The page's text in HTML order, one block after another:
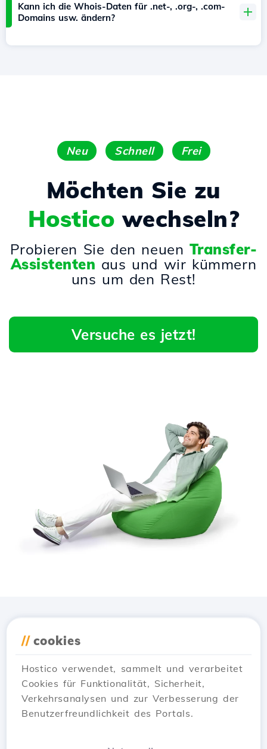
Kann ich die Whois-Daten für .net-, .org-, .com-
Domains usw. ändern?
Neu Schnell Frei
Möchten Sie zu
Hostico wechseln?
Probieren Sie den neuen Transfer-
Assistenten aus und wir kümmern
uns um den Rest!
Versuche es jetzt!
// cookies
Hostico verwendet, sammelt und verarbeitet
Cookies für Funktionalität, Sicherheit,
Verkehrsanalysen und zur Verbesserung der
Benutzerfreundlichkeit des Portals.